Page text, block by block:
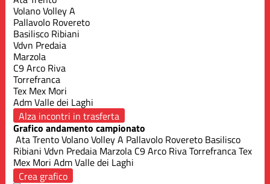
Volano Volley A
Pallavolo Rovereto
Basilisco Ribiani
Vdvn Predaia
Marzola
C9 Arco Riva
Torrefranca
Tex Mex Mori
Adm Valle dei Laghi
Alza incontri in trasferta
Grafico andamento campionato
Ata TrentoVolano Volley A Pallavolo Rovereto Basilisco
Ribiani Vdvn Predaia Marzola C9 Arco RivaTorrefrancaTex
Mex Mori Adm Valle dei Laghi
Crea grafico